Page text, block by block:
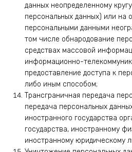
данных неопределенному
персональных данных) или на
персональными данными
том числе обнародование
средствах массовой
информационно-
предоставление доступа к
либо иным способом;
Трансграничная передача
передача персональных
иностранного государства
государства, иностранному
иностранному юридическому